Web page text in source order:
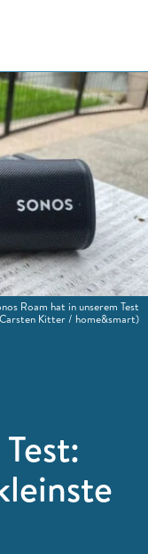
Roam hat in unserem Test
Kitter / home&smart)